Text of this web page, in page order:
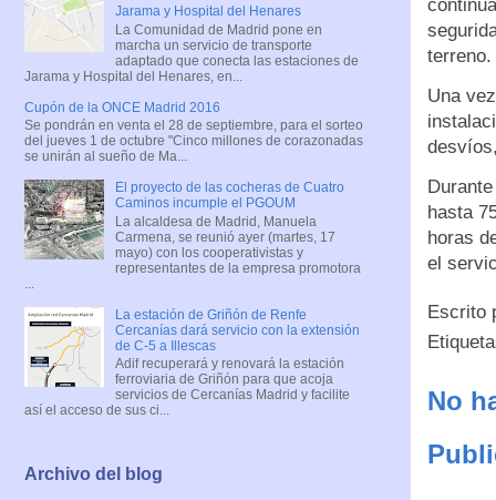
terreno.
Una
hasta
horas
el
Escrito
No
Jarama y Hospital del Henares
La Comunidad de Madrid pone en
marcha un servicio de transporte
adaptado que conecta las estaciones de
Jarama y Hospital del Henares, en...
Cupón de la ONCE Madrid 2016
Se pondrán en venta el 28 de septiembre, para el sorteo
del jueves 1 de octubre "Cinco millones de corazonadas
se unirán al sueño de Ma...
El proyecto de las cocheras de Cuatro
Caminos incumple el PGOUM
La alcaldesa de Madrid, Manuela
Carmena, se reunió ayer (martes, 17
mayo) con los cooperativistas y
representantes de la empresa promotora
La estación de Griñón de Renfe
Cercanías dará servicio con la extensión
de C-5 a Illescas
Adif recuperará y renovará la estación
ferroviaria de Griñón para que acoja
servicios de Cercanías Madrid y facilite
así el acceso de sus ci...
Archivo del blog